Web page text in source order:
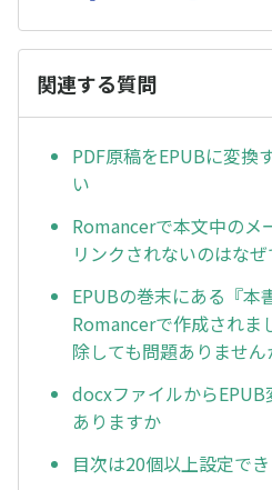
関連する質問
PDF原稿をEPUBに変換
い
Romancerで本文中のメ
リンクされないのはな
EPUBの巻末にある『本
Romancerで作成されま
除しても問題ありません
docxファイルから
ありますか
目次は20個以上設定で